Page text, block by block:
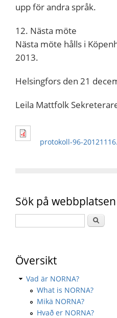
upp för andra språk.
12. Nästa möte
Nästa möte hålls i
2013.
Helsingfors den 21
Leila Mattfolk
protokoll-96-
Sök på webbplatsen
Översikt
Vad är NORNA?
What is NORNA?
Mikä NORNA?
Hvað er NORNA?